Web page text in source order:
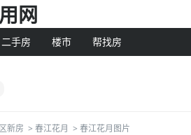
网
二手房 楼市 帮找房
新房 > 春江花月 > 春江花月图片